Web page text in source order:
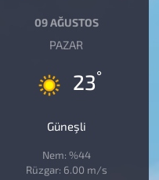
09 AĞUSTOS
PAZAR
23°
Güneşli
Nem: %44
Rüzgar: 6.00 m/s